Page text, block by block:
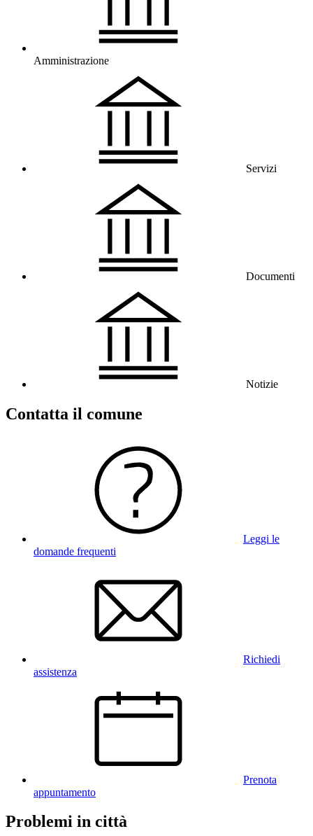
Amministrazione
Servizi
Documenti
Notizie
Contatta il comune
Leggi le
domande frequenti
Richiedi
assistenza
Prenota
appuntamento
Problemi in città